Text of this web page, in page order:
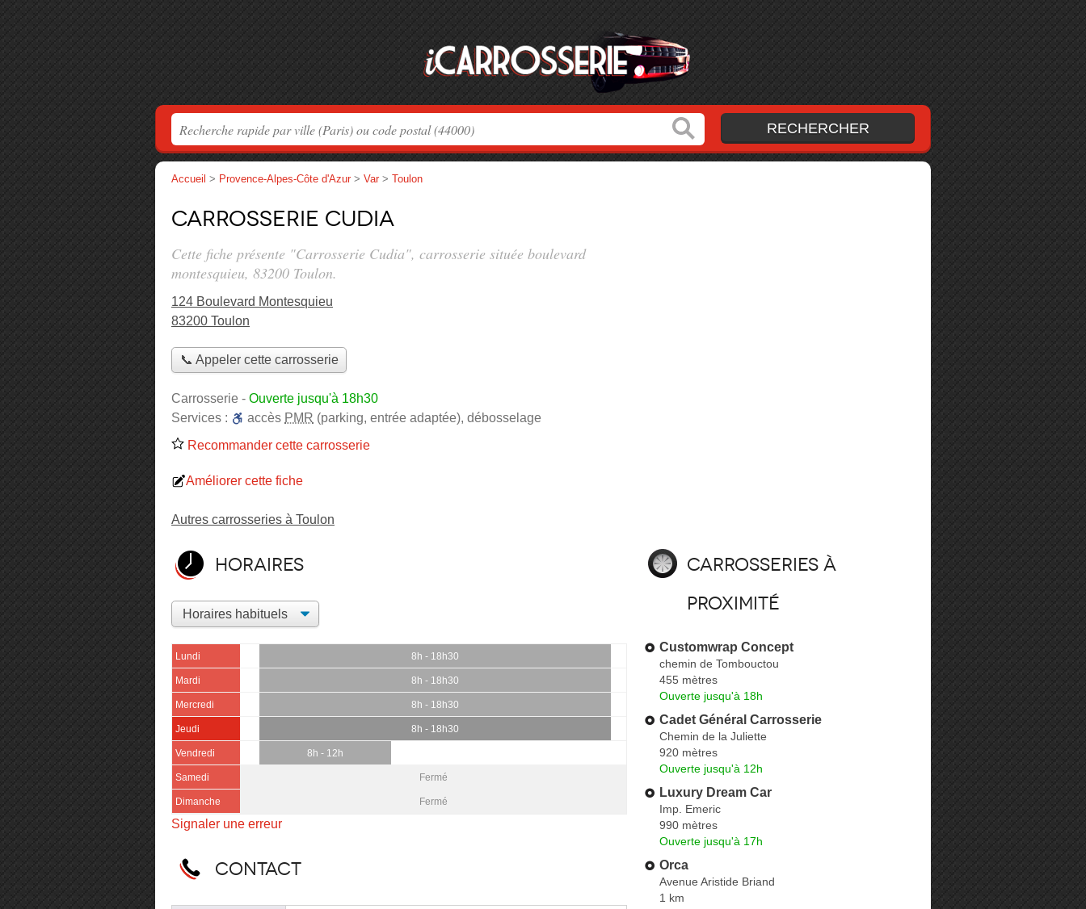
Accueil > Provence-Alpes-Côte d'Azur > Var > Toulon
Carrosserie Cudia
Cette fiche présente "Carrosserie Cudia", carrosserie située boulevard
montesquieu, 83200 Toulon.
124 Boulevard Montesquieu
83200 Toulon
📞 Appeler cette carrosserie
Carrosserie - Ouverte jusqu'à 18h30
Services :
accès PMR (parking, entrée adaptée), débosselage
Recommander cette carrosserie
Améliorer cette fiche
Autres carrosseries à Toulon
Horaires
Lundi 8h - 18h30
Mardi 8h - 18h30
Mercredi 8h - 18h30
Jeudi 8h - 18h30
Vendredi 8h - 12h
Samedi Fermé
Dimanche Fermé
Signaler une erreur
Contact
Carrosseries à
proximité
Customwrap Concept
chemin de Tombouctou
455 mètres
Ouverte jusqu'à 18h
Cadet Général Carrosserie
Chemin de la Juliette
920 mètres
Ouverte jusqu'à 12h
Luxury Dream Car
Imp. Emeric
990 mètres
Ouverte jusqu'à 17h
Orca
Avenue Aristide Briand
1 km